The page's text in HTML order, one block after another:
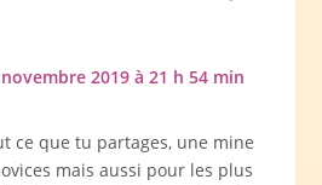
2019 à 21 h 54 min
ce que tu partages, une mine
mais aussi pour les plus